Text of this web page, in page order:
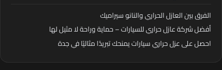
الفرق بين العازل الحراري والنانو سيراميك
أفضل شركة عازل حراري للسيارات – حماية وراحة لا مثيل لها
احصل على عزل حراري سيارات يمنحك تبريدًا مثاليًا في جدة